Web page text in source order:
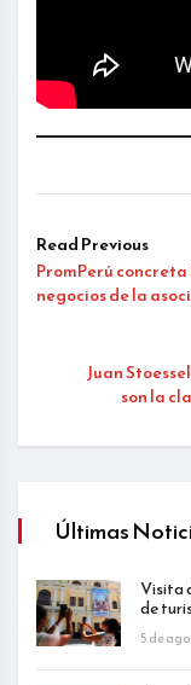
Read Previous
PromPerú
negocios de la
Juan
son la
Últimas
Visita
de
5 de